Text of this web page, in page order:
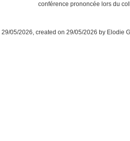
conférence prononcée lors du
29/05/2026, created on 29/05/2026 by Elodie